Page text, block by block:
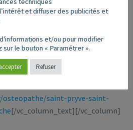
évolution.
:https://orleans-
saint-pryve-saint-
[/vc_column_text][/vc_column]
et diffuser des publicités et
et/ou pour modifier
le bouton « Paramétrer ».
Refuser